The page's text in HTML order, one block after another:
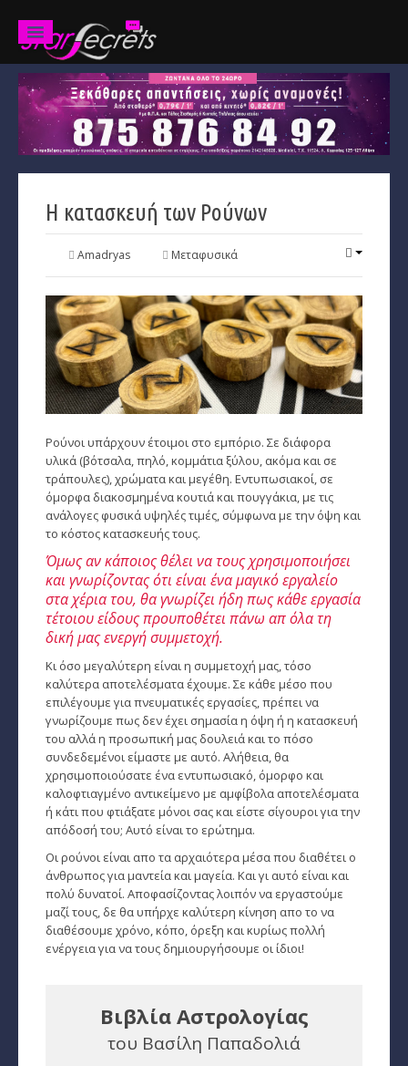
Προβλέψεις
Χαρακτηριστικά
Παρθένος
Σκορπιός
Υδροχόος
Ινδιάνικο Ωροσκόπιο
Κέλτικο Ωροσκόπιο
Κινέζικο Ωροσκόπιο
Ερωτική Συναστρία
Εύρεση Ωροσκόπου
Αστρολογικός Χάρτης
Αστρολογία
Η κατασκευή των Ρούνων
Amadryas Μεταφυσικά
Ρούνοι υπάρχουν έτοιμοι στο εμπόριο. Σε διάφορα
υλικά (βότσαλα, πηλό, κομμάτια ξύλου, ακόμα και σε
τράπουλες), χρώματα και μεγέθη. Εντυπωσιακοί, σε
όμορφα διακοσμημένα κουτιά και πουγγάκια, με τις
ανάλογες φυσικά υψηλές τιμές, σύμφωνα με την όψη και
το κόστος κατασκευής τους.
Όμως αν κάποιος θέλει να τους χρησιμοποιήσει
και γνωρίζοντας ότι είναι ένα μαγικό εργαλείο
στα χέρια του, θα γνωρίζει ήδη πως κάθε εργασία
τέτοιου είδους προυποθέτει πάνω απ όλα τη
δική μας ενεργή συμμετοχή.
Κι όσο μεγαλύτερη είναι η συμμετοχή μας, τόσο
καλύτερα αποτελέσματα έχουμε. Σε κάθε μέσο που
επιλέγουμε για πνευματικές εργασίες, πρέπει να
γνωρίζουμε πως δεν έχει σημασία η όψη ή η κατασκευή
του αλλά η προσωπική μας δουλειά και το πόσο
συνδεδεμένοι είμαστε με αυτό. Αλήθεια, θα
χρησιμοποιούσατε ένα εντυπωσιακό, όμορφο και
καλοφτιαγμένο αντικείμενο με αμφίβολα αποτελέσματα
ή κάτι που φτιάξατε μόνοι σας και είστε σίγουροι για την
απόδοσή του; Αυτό είναι το ερώτημα.
Οι ρούνοι είναι απο τα αρχαιότερα μέσα που διαθέτει ο
άνθρωπος για μαντεία και μαγεία. Και γι αυτό είναι και
πολύ δυνατοί. Αποφασίζοντας λοιπόν να εργαστούμε
μαζί τους, δε θα υπήρχε καλύτερη κίνηση απο το να
διαθέσουμε χρόνο, κόπο, όρεξη και κυρίως πολλή
ενέργεια για να τους δημιουργήσουμε οι ίδιοι!
Βιβλία Αστρολογίας
του Βασίλη Παπαδολιά